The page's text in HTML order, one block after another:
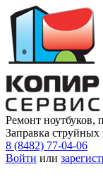
Ремонт ноутбуков,
Заправка струйных
8 (8482) 77-04-06
Войти или